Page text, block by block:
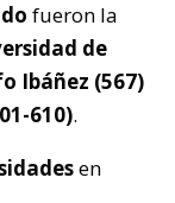
fueron la
de
Ibáñez (567)
610).
en